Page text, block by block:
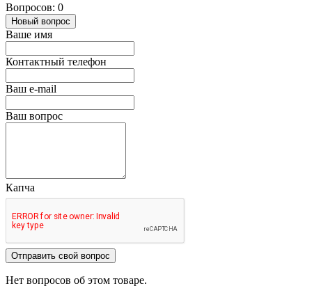
Вопросов: 0
Новый вопрос
Ваше имя
Контактный телефон
Ваш e-mail
Ваш вопрос
Капча
Отправить свой вопрос
Нет вопросов об этом товаре.